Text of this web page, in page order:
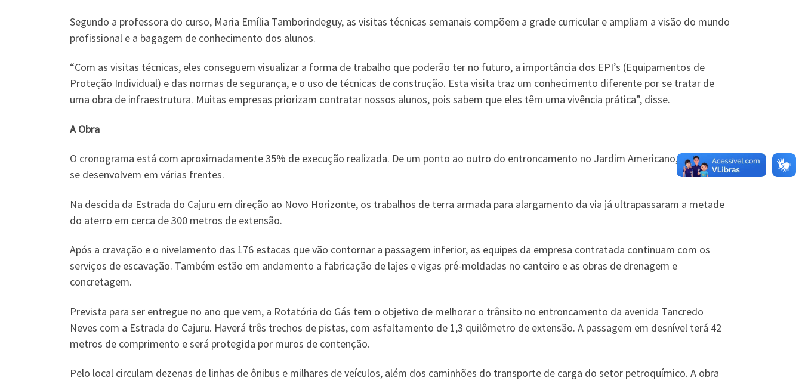
Segundo a professora do curso, Maria Emília Tamborindeguy, as visitas técnicas semanais compõem a grade curricular e ampliam a visão do mundo
profissional e a bagagem de conhecimento dos alunos.
“Com as visitas técnicas, eles conseguem visualizar a forma de trabalho que poderão ter no futuro, a importância dos EPI’s (Equipamentos de
Proteção Individual) e das normas de segurança, e o uso de técnicas de construção. Esta visita traz um conhecimento diferente por se tratar de
uma obra de infraestrutura. Muitas empresas priorizam contratar nossos alunos, pois sabem que eles têm uma vivência prática”, disse.
A Obra
O cronograma está com aproximadamente 35% de execução realizada. De um ponto ao outro do entroncamento no Jardim Americano, os serviços
se desenvolvem em várias frentes.
Na descida da Estrada do Cajuru em direção ao Novo Horizonte, os trabalhos de terra armada para alargamento da via já ultrapassaram a metade
do aterro em cerca de 300 metros de extensão.
Após a cravação e o nivelamento das 176 estacas que vão contornar a passagem inferior, as equipes da empresa contratada continuam com os
serviços de escavação. Também estão em andamento a fabricação de lajes e vigas pré-moldadas no canteiro e as obras de drenagem e
concretagem.
Prevista para ser entregue no ano que vem, a Rotatória do Gás tem o objetivo de melhorar o trânsito no entroncamento da avenida Tancredo
Neves com a Estrada do Cajuru. Haverá três trechos de pistas, com asfaltamento de 1,3 quilômetro de extensão. A passagem em desnível terá 42
metros de comprimento e será protegida por muros de contenção.
Pelo local circulam dezenas de linhas de ônibus e milhares de veículos, além dos caminhões do transporte de carga do setor petroquímico. A obra